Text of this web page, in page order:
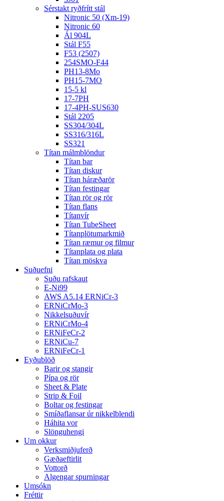
Sérstakt ryðfrítt stál
Nitronic 50 (Xm-19)
Nitronic 60
Ál 904L
Stál F55
F53 (2507)
254SMO-F44
PH13-8Mo
PH15-7MO
15-5 kl
17-7PH
17-4PH-SUS630
Stál 2205
SS304/304L
SS316/316L
SS321
Títan málmblöndur
Títan bar
Títan diskur
Títan háræðarör
Títan festingar
Títan rör og rör
Títan flans
Títanvír
Títan TubeSheet
Títanplötumarkmið
Títan ræmur og filmur
Títanplata og plata
Títan möskva
Suðuefni
Suðu rafskaut
E-Ni99
AWS A5.14 ERNiCr-3
ERNiCrMo-3
Nikkelsuðuvír
ERNiCrMo-4
ERNiFeCr-2
ERNiCu-7
ERNiFeCr-1
Eyðublöð
Barir og stangir
Pípa og rör
Sheet & Plate
Strip & Foil
Boltar og festingar
Smíðaflansar úr nikkelblendi
Háhita vor
Slönguhengi
Um okkur
Verksmiðjuferð
Gæðaeftirlit
Vottorð
Algengar spurningar
Umsókn
Fréttir